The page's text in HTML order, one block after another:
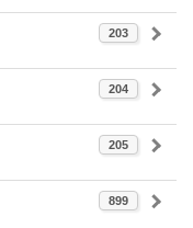
203
204
205
899